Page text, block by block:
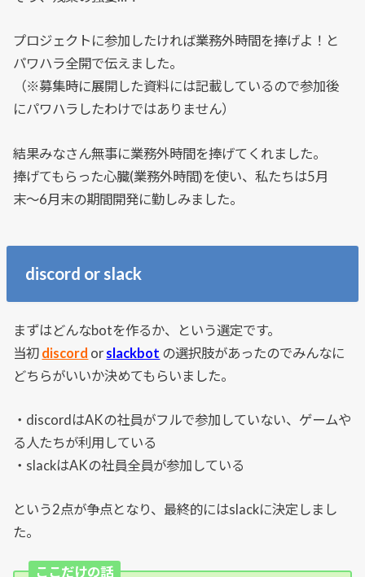
プロジェクトに参加したければ業務外時間を捧げよ！と
パワハラ全開で伝えました。
（※募集時に展開した資料には記載しているので参加後
にパワハラしたわけではありません）
結果みなさん無事に業務外時間を捧げてくれました。
捧げてもらった心臓(業務外時間)を使い、私たちは5月
末〜6月末の期間開発に勤しみました。
discord or slack
まずはどんなbotを作るか、という選定です。
当初 discord or slackbot の選択肢があったのでみんなに
どちらがいいか決めてもらいました。
・discordはAKの社員がフルで参加していない、ゲームや
る人たちが利用している
・slackはAKの社員全員が参加している
という2点が争点となり、最終的にはslackに決定しまし
た。
ここだけの話